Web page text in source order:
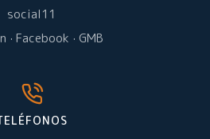
social11
· Facebook · GMB